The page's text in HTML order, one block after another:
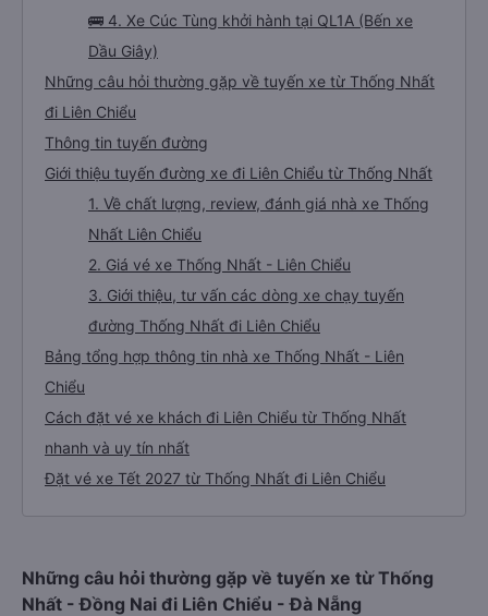
🚌 4. Xe Cúc Tùng khởi hành tại QL1A (Bến xe
Dầu Giây)
Những câu hỏi thường gặp về tuyến xe từ Thống Nhất
đi Liên Chiểu
Thông tin tuyến đường
Giới thiệu tuyến đường xe đi Liên Chiểu từ Thống Nhất
1. Về chất lượng, review, đánh giá nhà xe Thống
Nhất Liên Chiểu
2. Giá vé xe Thống Nhất - Liên Chiểu
3. Giới thiệu, tư vấn các dòng xe chạy tuyến
đường Thống Nhất đi Liên Chiểu
Bảng tổng hợp thông tin nhà xe Thống Nhất - Liên
Chiểu
Cách đặt vé xe khách đi Liên Chiểu từ Thống Nhất
nhanh và uy tín nhất
Đặt vé xe Tết 2027 từ Thống Nhất đi Liên Chiểu
Những câu hỏi thường gặp về tuyến xe từ Thống
Nhất - Đồng Nai đi Liên Chiểu - Đà Nẵng